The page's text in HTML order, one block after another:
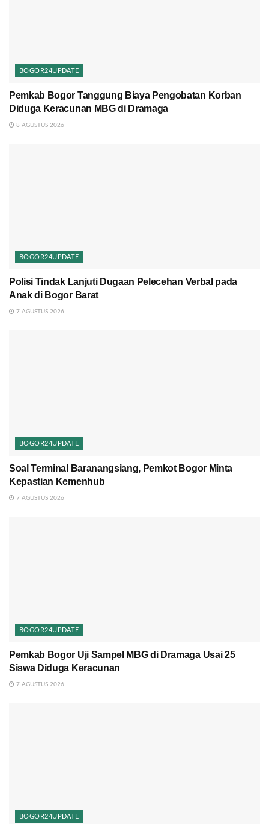
BOGOR24UPDATE
Pemkab Bogor Tanggung Biaya Pengobatan Korban
Diduga Keracunan MBG di Dramaga
8 AGUSTUS 2026
BOGOR24UPDATE
Polisi Tindak Lanjuti Dugaan Pelecehan Verbal pada
Anak di Bogor Barat
7 AGUSTUS 2026
BOGOR24UPDATE
Soal Terminal Baranangsiang, Pemkot Bogor Minta
Kepastian Kemenhub
7 AGUSTUS 2026
BOGOR24UPDATE
Pemkab Bogor Uji Sampel MBG di Dramaga Usai 25
Siswa Diduga Keracunan
7 AGUSTUS 2026
BOGOR24UPDATE